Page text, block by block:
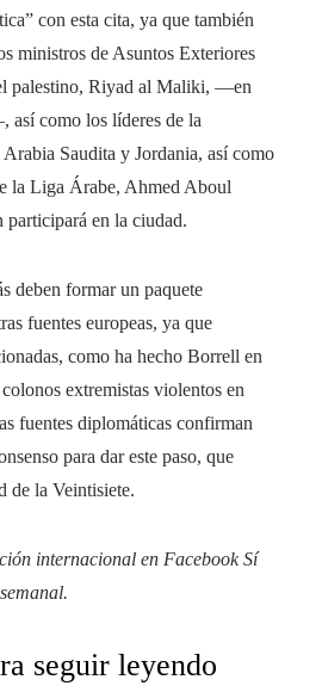
con esta cita, ya que también
ministros de Asuntos Exteriores
palestino, Riyad al Maliki, —en
así como los líderes de la
Saudita y Jordania, así como
la Liga Árabe, Ahmed Aboul
en la ciudad.
deben formar un paquete
fuentes europeas, ya que
como ha hecho Borrell en
extremistas violentos en
fuentes diplomáticas confirman
para dar este paso, que
de la Veintisiete.
internacional en FacebookSí
.
seguir leyendo